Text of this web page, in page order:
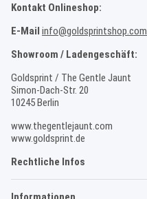
Kontakt Onlineshop:
E-Mail info@goldsprintshop.com
Showroom / Ladengeschäft:
Goldsprint / The Gentle Jaunt
Simon-Dach-Str. 20
10245 Berlin
www.thegentlejaunt.com
www.goldsprint.de
Rechtliche Infos